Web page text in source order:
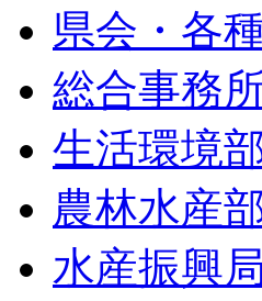
県会・各
総合事務
生活環境
農林水産
水産振興